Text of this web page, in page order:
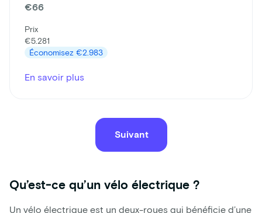
€66
Prix
€5.281
Économisez €2.983
En savoir plus
Suivant
Qu’est-ce qu’un vélo électrique ?
Un vélo électrique est un deux-roues qui bénéficie d’une